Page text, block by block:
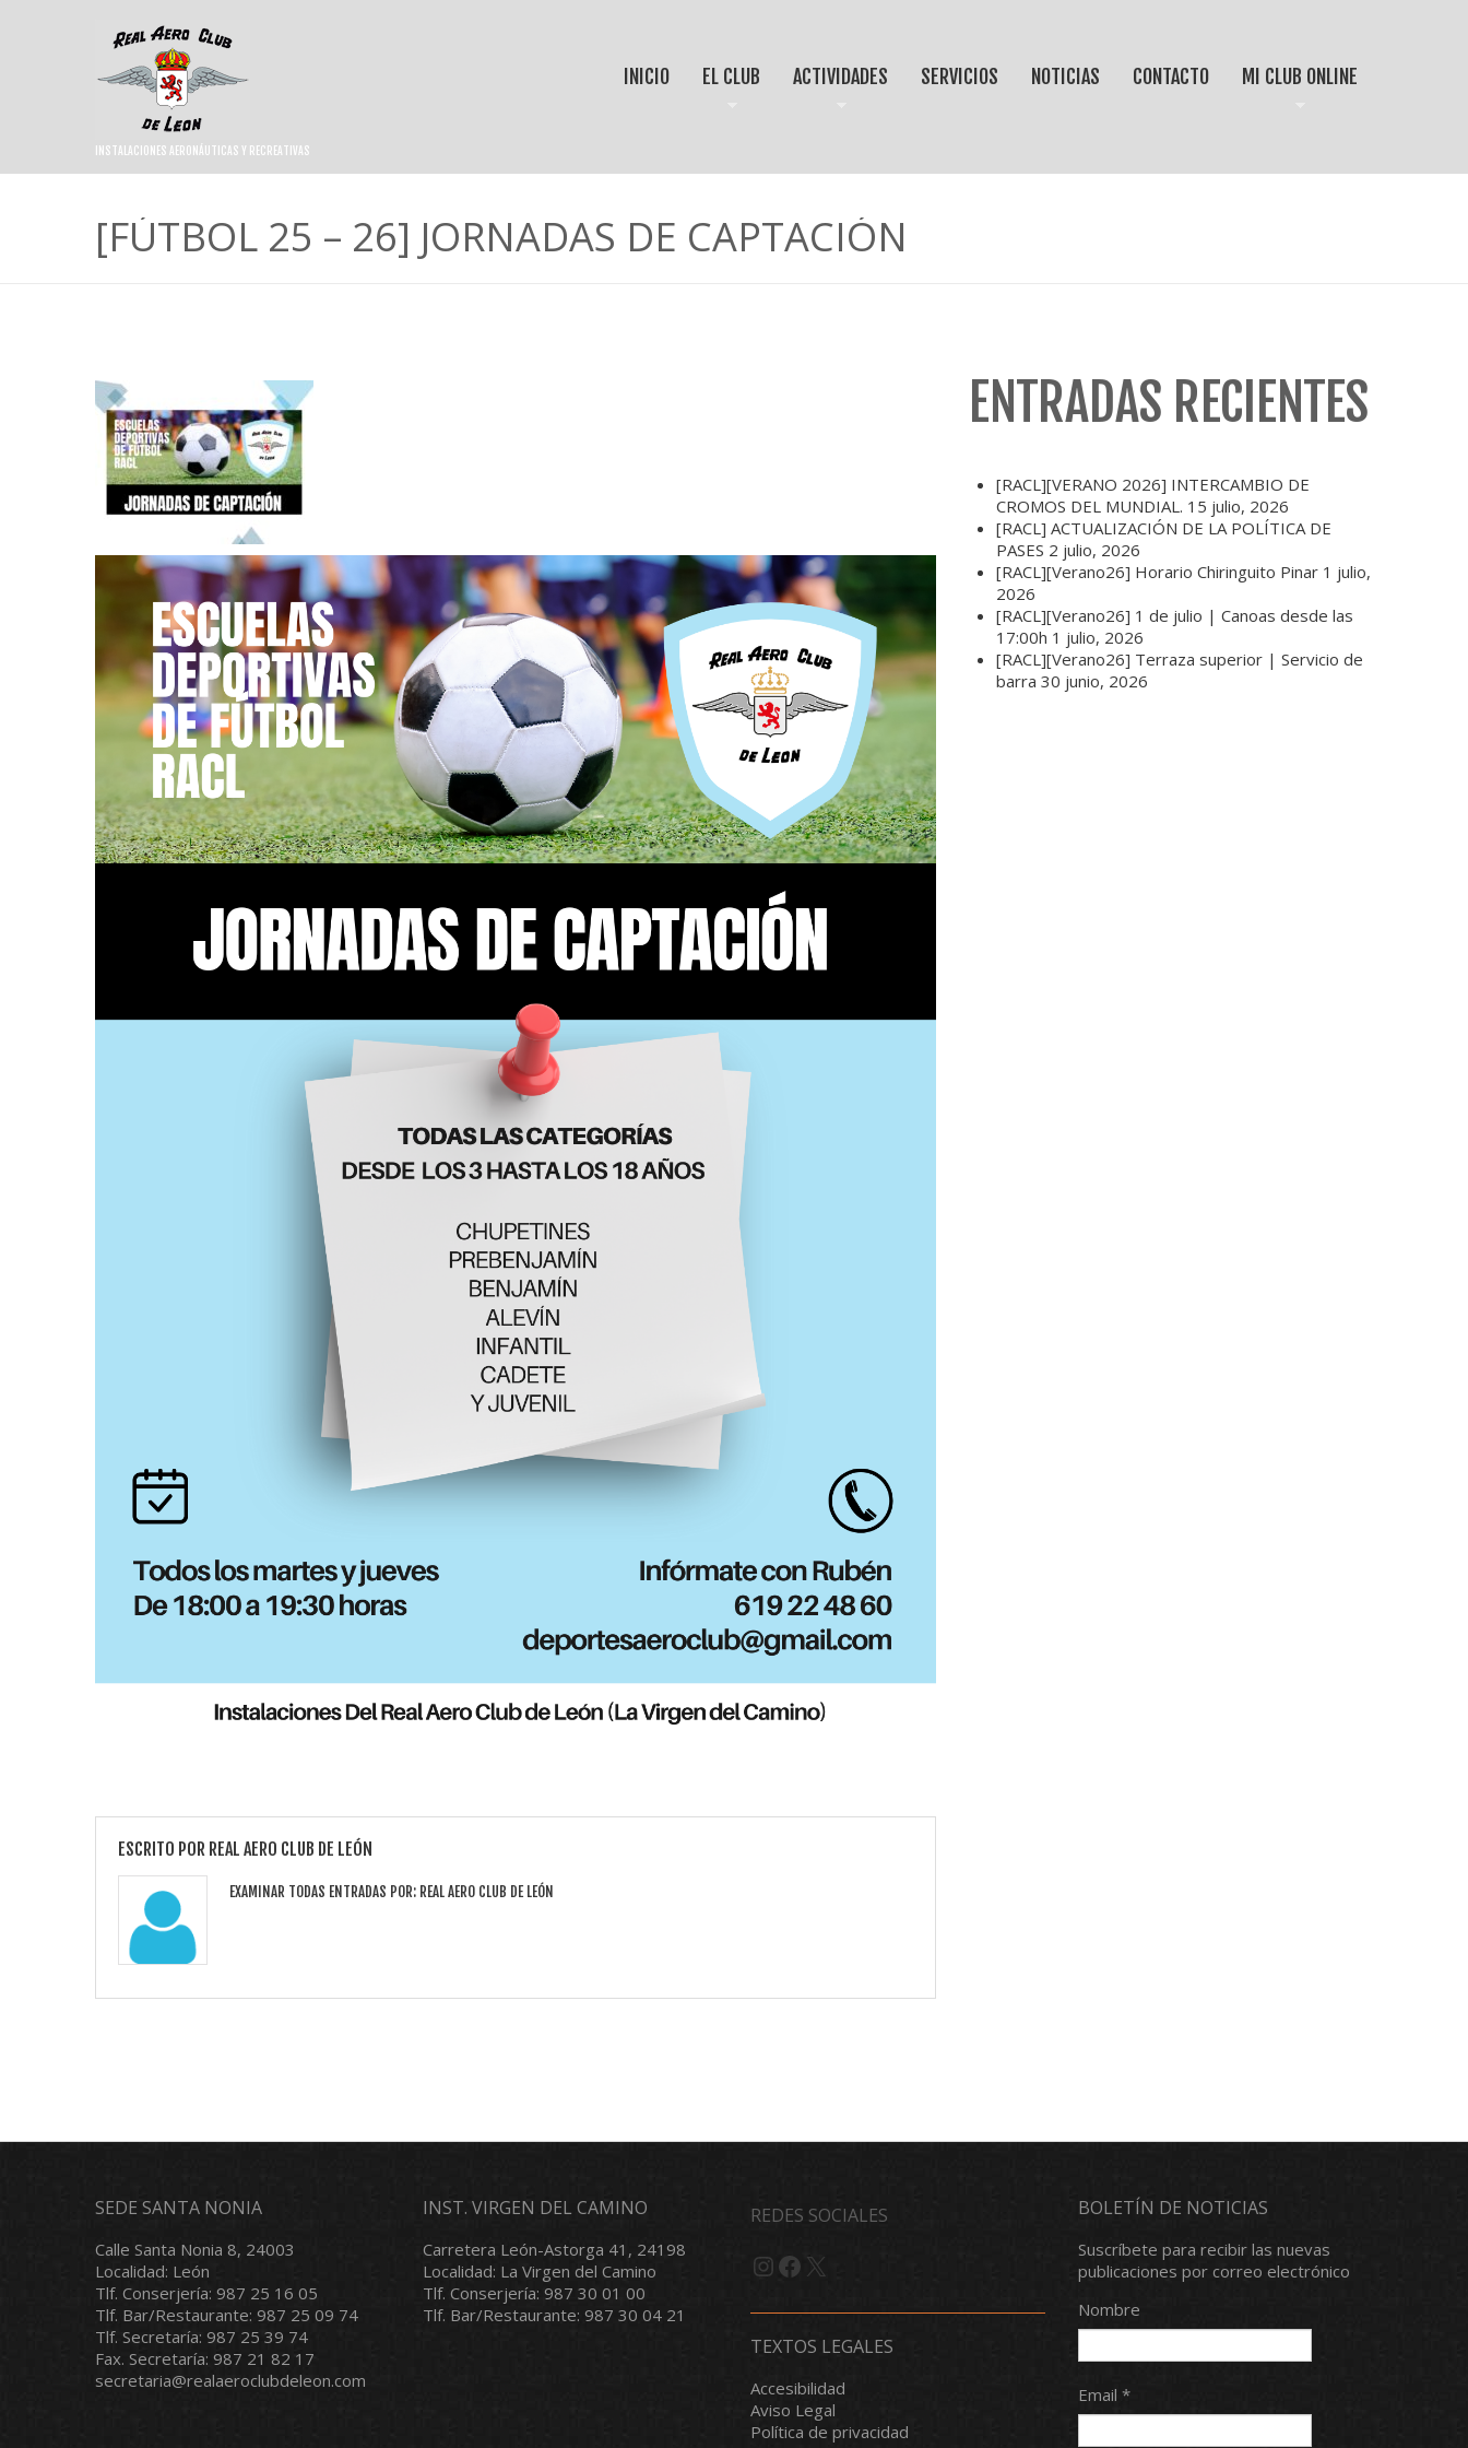
INSTALACIONES AERONÁUTICAS Y RECREATIVAS
INICIO EL CLUB ACTIVIDADES SERVICIOS NOTICIAS CONTACTO MI CLUB ONLINE
[FÚTBOL 25 – 26] JORNADAS DE CAPTACIÓN
ESCRITO POR REAL AERO CLUB DE LEÓN
EXAMINAR TODAS ENTRADAS POR: REAL AERO CLUB DE LEÓN
ENTRADAS RECIENTES
[RACL][VERANO 2026] INTERCAMBIO DE
CROMOS DEL MUNDIAL. 15 julio, 2026
[RACL] ACTUALIZACIÓN DE LA POLÍTICA DE
PASES 2 julio, 2026
[RACL][Verano26] Horario Chiringuito Pinar 1 julio,
2026
[RACL][Verano26] 1 de julio | Canoas desde las
17:00h 1 julio, 2026
[RACL][Verano26] Terraza superior | Servicio de
barra 30 junio, 2026
SEDE SANTA NONIA
Calle Santa Nonia 8, 24003
Localidad: León
Tlf. Conserjería: 987 25 16 05
Tlf. Bar/Restaurante: 987 25 09 74
Tlf. Secretaría: 987 25 39 74
Fax. Secretaría: 987 21 82 17
secretaria@realaeroclubdeleon.com
INST. VIRGEN DEL CAMINO
Carretera León-Astorga 41, 24198
Localidad: La Virgen del Camino
Tlf. Conserjería: 987 30 01 00
Tlf. Bar/Restaurante: 987 30 04 21
REDES SOCIALES
Instagram
Facebook
X
TEXTOS LEGALES
Accesibilidad
Aviso Legal
Política de privacidad
BOLETÍN DE NOTICIAS
Suscríbete para recibir las nuevas
publicaciones por correo electrónico
Nombre
Email *